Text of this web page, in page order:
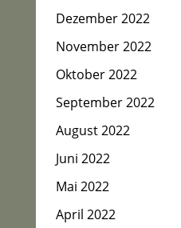
Dezember 2022
November 2022
Oktober 2022
September 2022
August 2022
Juni 2022
Mai 2022
April 2022